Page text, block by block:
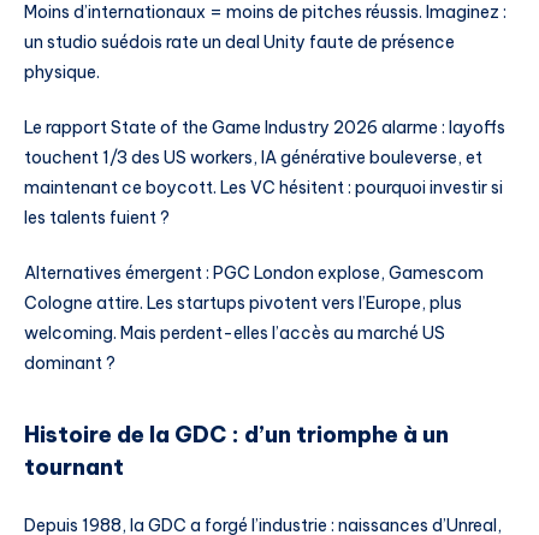
Moins d’internationaux = moins de pitches réussis. Imaginez :
un studio suédois rate un deal Unity faute de présence
physique.
Le rapport State of the Game Industry 2026 alarme : layoffs
touchent 1/3 des US workers, IA générative bouleverse, et
maintenant ce boycott. Les VC hésitent : pourquoi investir si
les talents fuient ?
Alternatives émergent : PGC London explose, Gamescom
Cologne attire. Les startups pivotent vers l’Europe, plus
welcoming. Mais perdent-elles l’accès au marché US
dominant ?
Histoire de la GDC : d’un triomphe à un
tournant
Depuis 1988, la GDC a forgé l’industrie : naissances d’Unreal,